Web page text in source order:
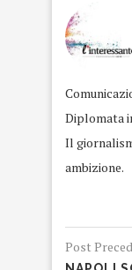
Diplomata
Il
ambizione.
Post